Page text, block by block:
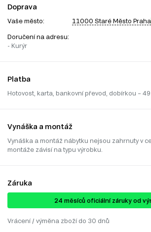
Doprava
Vaše město: 11000 Staré Město Praha
Doručení na adresu:
- Kurýr
Platba
Hotovost, karta, bankovní převod, dobírkou – 49
Vynáška a montáž
Vynáška a montáž nábytku nejsou zahrnuty v
montáže závisí na typu výrobku.
Záruka
24 ​​​​měsíců oficiální záruky od
Vrácení / výměna zboží do 30 dnů